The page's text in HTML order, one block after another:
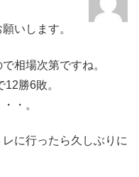
いします。
相場次第ですね。
勝6敗。
・。
に行ったら久しぶりに